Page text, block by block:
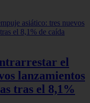
el
lanzamientos
tras el 8,1%